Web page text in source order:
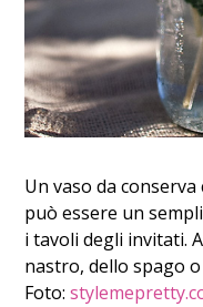
Un vaso da conserva
può essere un
i tavoli degli invitati.
nastro, dello spago
Foto: